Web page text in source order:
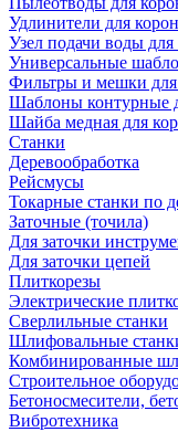
Удлинители для
Узел подачи воды для
Универсальные
Фильтры и мешки для
Шаблоны контурные
Шайба медная для
Станки
Деревообработка
Рейсмусы
Токарные станки по
Заточные (точила)
Для заточки
Для заточки цепей
Плиткорезы
Электрические
Сверлильные станки
Шлифовальные
Комбинированные
Строительное
Бетоносмесители,
Вибротехника